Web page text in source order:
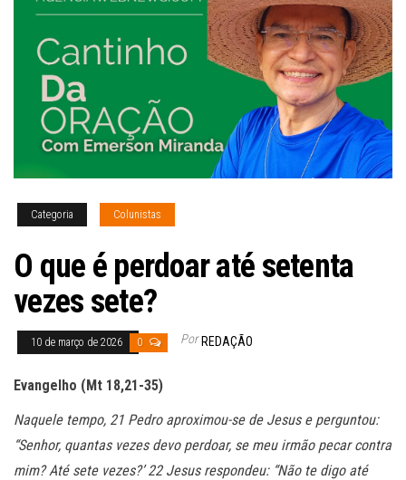
Categoria Colunistas
O que é perdoar até setenta
vezes sete?
10 de março de 2026 0 Por REDAÇÃO
Evangelho (Mt 18,21-35)
Naquele tempo, 21 Pedro aproximou-se de Jesus e perguntou:
“Senhor, quantas vezes devo perdoar, se meu irmão pecar contra
mim? Até sete vezes?’ 22 Jesus respondeu: “Não te digo até